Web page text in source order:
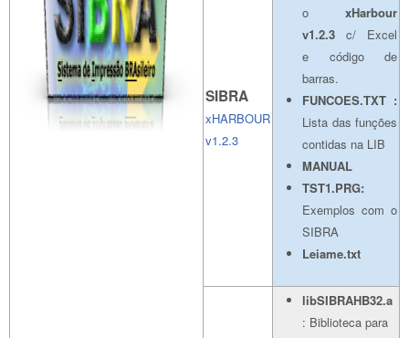
SIBRA
xHARBOUR
v1.2.3
o xHarbour
v1.2.3 c/ Excel
e código de
barras.
FUNCOES.TXT :
Lista das funções
contidas na LIB
MANUAL
TST1.PRG:
Exemplos com o
SIBRA
Leiame.txt
libSIBRAHB32.a
: Biblioteca para